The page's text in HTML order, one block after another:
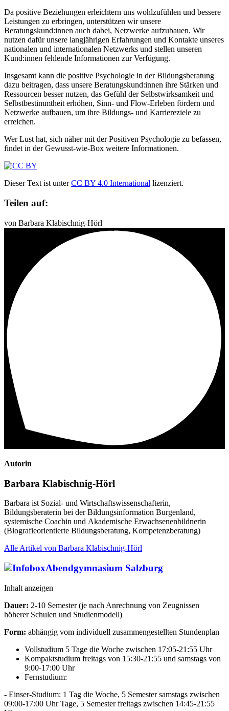
Da positive Beziehungen erleichtern uns wohlzufühlen und bessere
Leistungen zu erbringen, unterstützen wir unsere
Beratungskund:innen auch dabei, Netzwerke aufzubauen. Wir
nutzen dafür unsere langjährigen Erfahrungen und Kontakte unseres
nationalen und internationalen Netzwerks und stellen unseren
Kund:innen fehlende Informationen zur Verfügung.
Insgesamt kann die positive Psychologie in der Bildungsberatung
dazu beitragen, dass unsere Beratungskund:innen ihre Stärken und
Ressourcen besser nutzen, das Gefühl der Selbstwirksamkeit und
Selbstbestimmtheit erhöhen, Sinn- und Flow-Erleben fördern und
Netzwerke aufbauen, um ihre Bildungs- und Karriereziele zu
erreichen.
Wer Lust hat, sich näher mit der Positiven Psychologie zu befassen,
findet in der Gewusst-wie-Box weitere Informationen.
Dieser Text ist unterCC BY 4.0 International lizenziert.
Teilen auf:
von Barbara Klabischnig-Hörl
Autorin
Barbara Klabischnig-Hörl
Barbara ist Sozial- und Wirtschaftswissenschafterin,
Bildungsberaterin bei der Bildungsinformation Burgenland,
systemische Coachin und Akademische Erwachsenenbildnerin
(Biografieorientierte Bildungsberatung, Kompetenzberatung)
Alle Artikel von Barbara Klabischnig-Hörl
Abendgymnasium Salzburg
Inhalt anzeigen
Dauer: 2-10 Semester (je nach Anrechnung von Zeugnissen
höherer Schulen und Studienmodell)
Form: abhängig vom individuell zusammengestellten Stundenplan
Vollstudium 5 Tage die Woche zwischen 17:05-21:55 Uhr
Kompaktstudium freitags von 15:30-21:55 und samstags von
9:00-17:00 Uhr
Fernstudium:
- Einser-Studium: 1 Tag die Woche, 5 Semester samstags zwischen
09:00-17:00 Uhr Tage, 5 Semester freitags zwischen 14:45-21:55